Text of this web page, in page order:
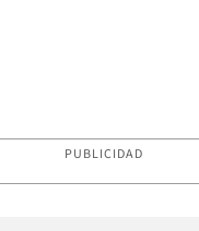
PUBLICIDAD